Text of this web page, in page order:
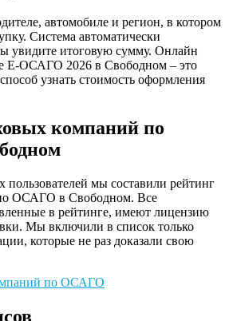
автомобиле и регион, в котором
Система автоматически
увидите итоговую сумму. Онлайн
Е-ОСАГО 2026 в Свободном – это
узнать стоимость оформления
компаний по
мы составили рейтинг
ОСАГО в Свободном. Все
в рейтинге, имеют лицензию
Мы включили в список только
которые не раз доказали свою
по ОСАГО